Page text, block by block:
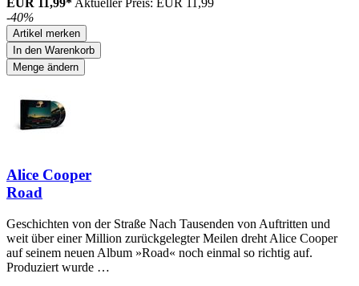
EUR 11,99* Aktueller Preis: EUR 11,99
-40%
Artikel merken
In den Warenkorb
Menge ändern
Alice Cooper
Road
Geschichten von der Straße Nach Tausenden von Auftritten und
weit über einer Million zurückgelegter Meilen dreht Alice Cooper
auf seinem neuen Album »Road« noch einmal so richtig auf.
Produziert wurde …